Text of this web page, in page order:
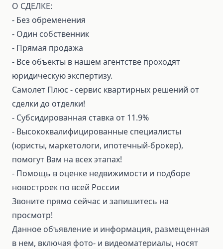
О СДЕЛКЕ:
- Без обременения
- Один собственник
- Прямая продажа
- Все объекты в нашем агентстве проходят
юридическую экспертизу.
Самолет Плюс - сервис квартирных решений от
сделки до отделки!
- Субсидированная ставка от 11.9%
- Высококвалифицированные специалисты
(юристы, маркетологи, ипотечный-брокер),
помогут Вам на всех этапах!
- Помощь в оценке недвижимости и подборе
новостроек по всей России
Звоните прямо сейчас и запишитесь на
просмотр!
Данное объявление и информация, размещенная
в нем, включая фото- и видеоматериалы, носят